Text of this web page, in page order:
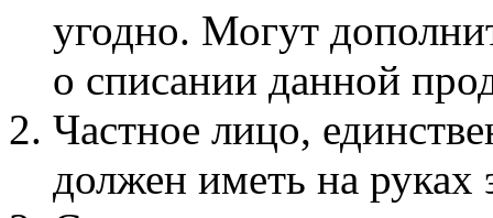
угодно. Могут
о списании данной
Частное лицо,
должен иметь на руках